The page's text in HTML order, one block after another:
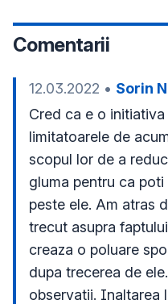
Comentarii
12.03.2022 • Sorin
Cred ca e o
limitatoarele de
scopul lor de a
gluma pentru ca
peste ele. Am atras
trecut asupra
creaza o poluare
dupa trecerea de
observatii. Inaltarea